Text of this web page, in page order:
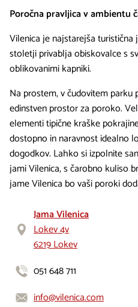
Poročna pravljica v ambientu
Vilenica je najstarejša
stoletji privablja obiskovalce s
oblikovanimi kapniki.
Na prostem, v čudovitem
edinstven prostor za poroko.
elementi tipične kraške
dostopno in naravnost idealno
dogodkov. Lahko si izpolnite
jami Vilenica, s čarobno kuliso
jame Vilenica bo vaši poroki
Jama Vilenica
Lokev 4v
6219 Lokev
051 648 711
info@vilenica.com